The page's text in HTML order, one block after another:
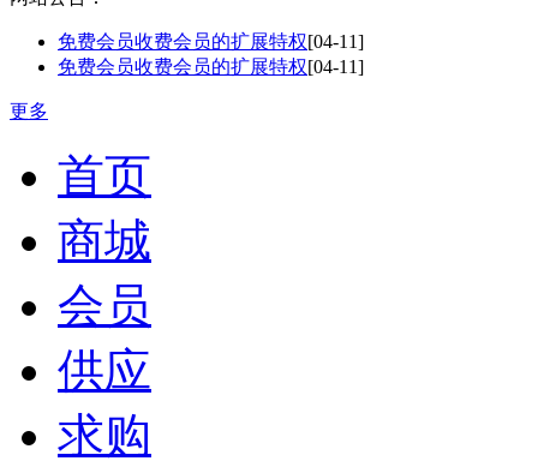
免费会员收费会员的扩展特权[04-11]
免费会员收费会员的扩展特权[04-11]
更多
首页
商城
会员
供应
求购